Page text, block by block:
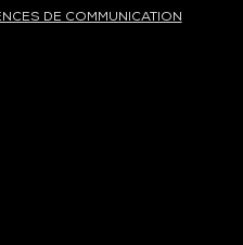
DE COMMUNICATION